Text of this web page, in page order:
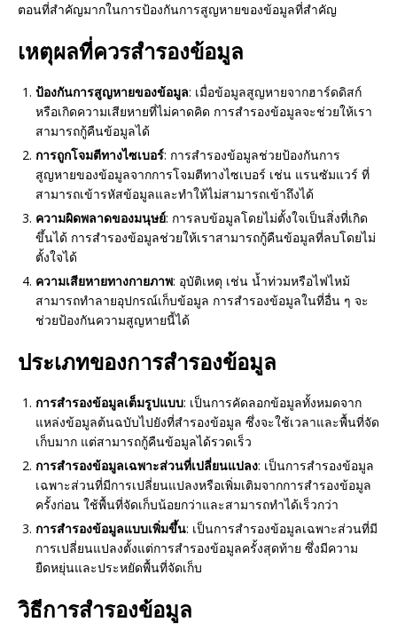
ตอนที่สำคัญมากในการป้องกันการสูญหายของข้อมูลที่สำคัญ
เหตุผลที่ควรสำรองข้อมูล
ป้องกันการสูญหายของข้อมูล: เมื่อข้อมูลสูญหายจากฮาร์ดดิสก์
หรือเกิดความเสียหายที่ไม่คาดคิด การสำรองข้อมูลจะช่วยให้เรา
สามารถกู้คืนข้อมูลได้
การถูกโจมตีทางไซเบอร์: การสำรองข้อมูลช่วยป้องกันการ
สูญหายของข้อมูลจากการโจมตีทางไซเบอร์ เช่น แรนซัมแวร์ ที่
สามารถเข้ารหัสข้อมูลและทำให้ไม่สามารถเข้าถึงได้
ความผิดพลาดของมนุษย์: การลบข้อมูลโดยไม่ตั้งใจเป็นสิ่งที่เกิด
ขึ้นได้ การสำรองข้อมูลช่วยให้เราสามารถกู้คืนข้อมูลที่ลบโดยไม่
ตั้งใจได้
ความเสียหายทางกายภาพ: อุบัติเหตุ เช่น น้ำท่วมหรือไฟไหม้
สามารถทำลายอุปกรณ์เก็บข้อมูล การสำรองข้อมูลในที่อื่น ๆ จะ
ช่วยป้องกันความสูญหายนี้ได้
ประเภทของการสำรองข้อมูล
การสำรองข้อมูลเต็มรูปแบบ: เป็นการคัดลอกข้อมูลทั้งหมดจาก
แหล่งข้อมูลต้นฉบับไปยังที่สำรองข้อมูล ซึ่งจะใช้เวลาและพื้นที่จัด
เก็บมาก แต่สามารถกู้คืนข้อมูลได้รวดเร็ว
การสำรองข้อมูลเฉพาะส่วนที่เปลี่ยนแปลง: เป็นการสำรองข้อมูล
เฉพาะส่วนที่มีการเปลี่ยนแปลงหรือเพิ่มเติมจากการสำรองข้อมูล
ครั้งก่อน ใช้พื้นที่จัดเก็บน้อยกว่าและสามารถทำได้เร็วกว่า
การสำรองข้อมูลแบบเพิ่มขึ้น: เป็นการสำรองข้อมูลเฉพาะส่วนที่มี
การเปลี่ยนแปลงตั้งแต่การสำรองข้อมูลครั้งสุดท้าย ซึ่งมีความ
ยืดหยุ่นและประหยัดพื้นที่จัดเก็บ
วิธีการสำรองข้อมูล